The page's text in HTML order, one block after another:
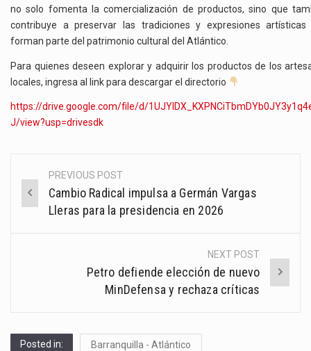
no solo fomenta la comercialización de productos, sino que
contribuye a preservar las tradiciones y expresiones artísticas
forman parte del patrimonio cultural del Atlántico.
Para quienes deseen explorar y adquirir los productos de los
locales, ingresa al link para descargar el directorio
https://drive.google.com/file/d/
J/view?usp=drivesdk
Post
navigation
PREVIOUS POST
Cambio Radical impulsa a Germán Vargas
Lleras para la presidencia en 2026
NEXT POST
Petro defiende elección de nuevo
MinDefensa y rechaza críticas
Posted in: Barranquilla - Atlántico